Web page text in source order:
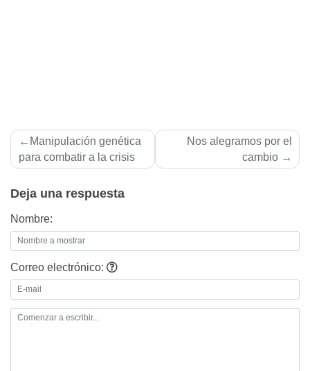
Navegación
de
Manipulación genética
para combatir a la crisis
Nos alegramos por el
cambio
Deja una respuesta
Nombre:
Correo electrónico: